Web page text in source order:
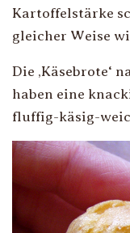
Kartoffelstärke
gleicher Weise
Die ‚Käsebrote‘
haben eine
fluffig-käsig-